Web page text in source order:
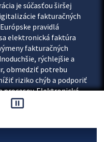
je súčasťou širšej
fakturačných
pravidlá
elektronická faktúra
fakturačných
rýchlejšie a
obmedziť potrebu
riziko chýb a podporiť
procesov. Elektronická
pause_presentation